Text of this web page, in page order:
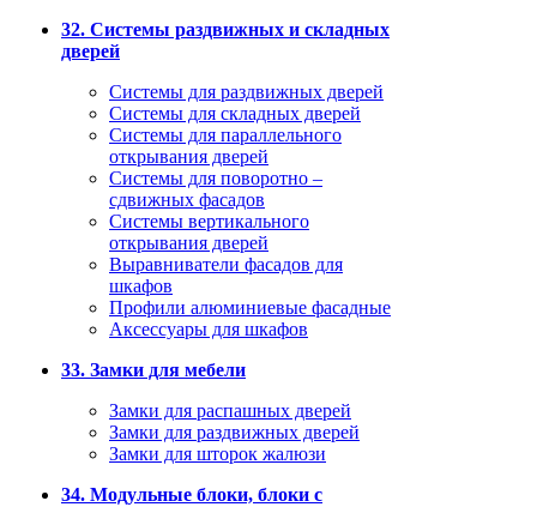
32. Системы раздвижных и складных
дверей
Системы для раздвижных дверей
Системы для складных дверей
Системы для параллельного
открывания дверей
Системы для поворотно –
сдвижных фасадов
Системы вертикального
открывания дверей
Выравниватели фасадов для
шкафов
Профили алюминиевые фасадные
Аксессуары для шкафов
33. Замки для мебели
Замки для распашных дверей
Замки для раздвижных дверей
Замки для шторок жалюзи
34. Модульные блоки, блоки с